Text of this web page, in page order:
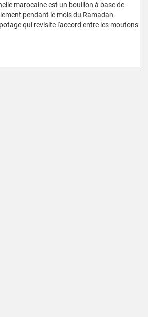
marocaine est un bouillon à base de
pendant le mois du Ramadan.
qui revisite l'accord entre les moutons